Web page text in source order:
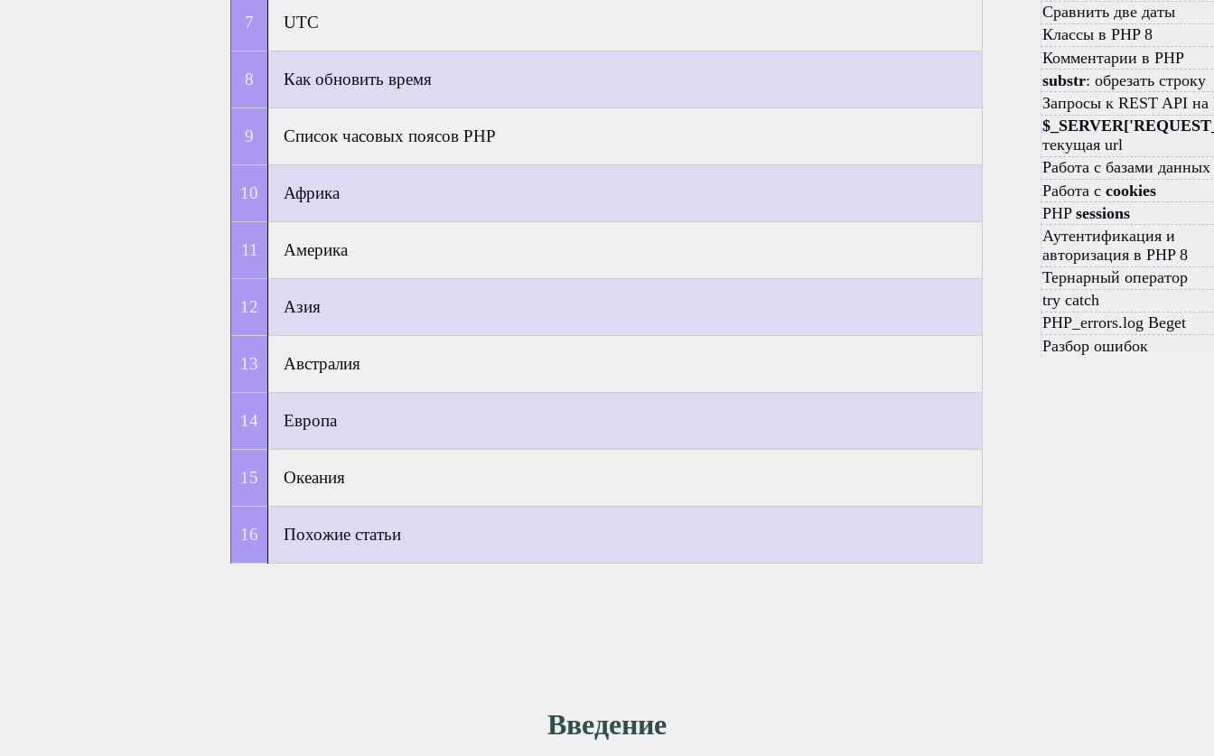
Сравнить две даты
Классы в PHP 8
Комментарии в PHP
substr: обрезать строку
Запросы к REST API на
текущая url
Работа с базами данных
Работа сcookies
PHPsessions
Аутентификация и
авторизация в PHP 8
Тернарный оператор
try catch
PHP_errors.log Beget
Разбор ошибок
UTC
Как обновить время
Список часовых поясов PHP
Африка
Америка
Азия
Австралия
Европа
Океания
Похожие статьи
Введение